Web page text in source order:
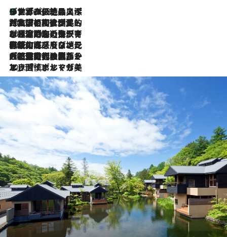
2026.8.8
リスボンの絶品スイーツ「パステル・デ・ナタ」とは？ポルトガル伝統の奥深い世界へ
2026.7.27
「私の祖国はポルトガル語です」国民的詩人フェルナンド・ペソアと、彼が愛した文学の街を歩く
2026.7.26
ポルトガル近海が育む極上の海の幸。キリリと冷えた白ワインと愉しむ、シーフード専門店の贅沢
2026.7.22
伝統の味をモダンに昇華。高感度な地元客が集う、リスボンの最旬ガストロノミー
2026.7.21
大航海時代の栄華から、震災、独裁、そして革命へ。ポルトガル・首都リスボンの石畳に刻まれた「歴史の光と影」
2026.7.13
エッセイ・ヤマザキマリ「慎ましくも美しき国 ポルトガル」